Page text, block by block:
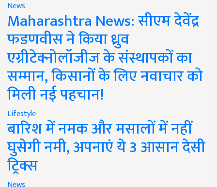
News
Maharashtra News: सीएम देवेंद्र
फडणवीस ने किया ध्रुव
एग्रीटेक्नोलॉजीज के संस्थापकों का
सम्मान, किसानों के लिए नवाचार को
मिली नई पहचान!
Lifestyle
बारिश में नमक और मसालों में नहीं
घुसेगी नमी, अपनाएं ये 3 आसान देसी
ट्रिक्स